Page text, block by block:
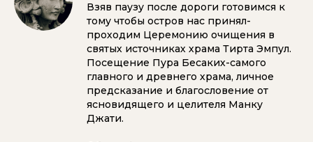
Взяв паузу после дороги готовимся к
тому чтобы остров нас принял-
проходим Церемонию очищения в
святых источниках храма Тирта Эмпул.
Посещение Пура Бесаких-самого
главного и древнего храма, личное
предсказание и благословение от
ясновидящего и целителя Манку
Джати.